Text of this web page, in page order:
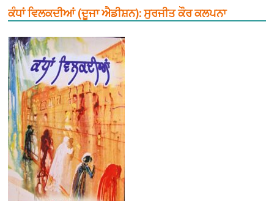
ਕੰਧਾਂ ਵਿਲਕਦੀਆਂ (ਦੂਜਾ ਐਡੀਸ਼ਨ): ਸੁਰਜੀਤ ਕੌਰ ਕਲਪਨਾ